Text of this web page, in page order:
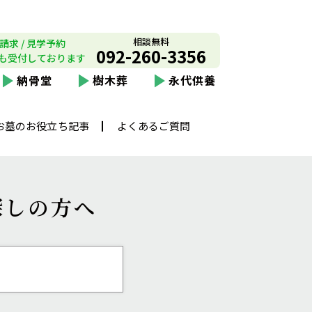
求 / 見学予約
受付しております
相談無料
092-260-3356
納骨堂 樹木葬 永代供養
墓のお役立ち記事 よくあるご質問
の方へ